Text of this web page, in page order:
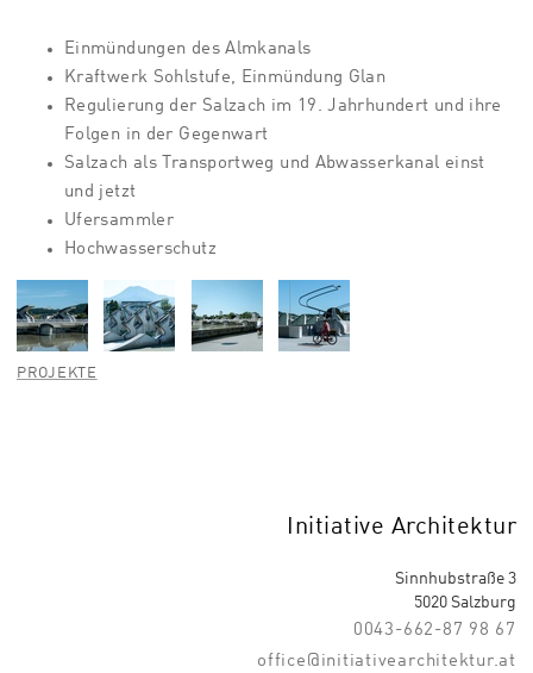
Einmündungen des Almkanals
Kraftwerk Sohlstufe, Einmündung Glan
Regulierung der Salzach im 19. Jahrhundert und ihre
Folgen in der Gegenwart
Salzach als Transportweg und Abwasserkanal einst
und jetzt
Ufersammler
Hochwasserschutz
PROJEKTE
Initiative Architektur
Sinnhubstraße 3
5020 Salzburg
0043-662-87 98 67
office@initiativearchitektur.at